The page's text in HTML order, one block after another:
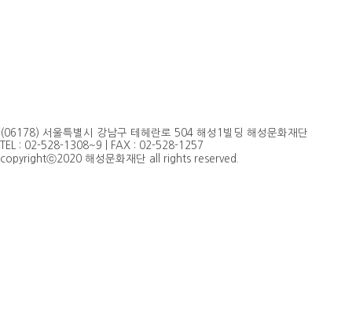
(06178) 서울특별시 강남구 테헤란로 504 해성1빌딩 해성문화재단
TEL : 02-528-1308~9 | FAX : 02-528-1257
copyrightⓒ2020 해성문화재단 all rights reserved.